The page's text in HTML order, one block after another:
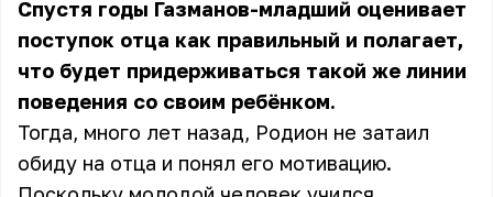
Спустя годы Газманов-младший оценивает
поступок отца как правильный и полагает,
что будет придерживаться такой же линии
поведения со своим ребёнком.
Тогда, много лет назад, Родион не затаил
обиду на отца и понял его мотивацию.